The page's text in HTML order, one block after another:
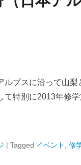
プスに沿って山
特別に2013年修
| Tagged イベント 修